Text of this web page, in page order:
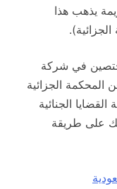
يذهب هذا
في شركة
الجزائية
الجنائية
على طريقة